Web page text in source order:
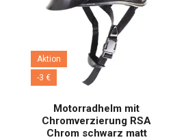
Aktion
-3 €
Motorradhelm mit
Chromverzierung RSA
Chrom schwarz matt